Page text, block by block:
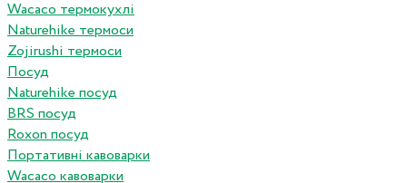
Wacaco термокухлі
Naturehike термоси
Zojirushi термоси
Посуд
Naturehike посуд
BRS посуд
Roxon посуд
Портативні кавоварки
Wacaco кавоварки